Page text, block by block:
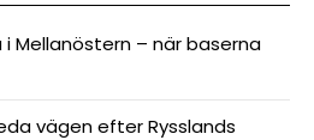
i Mellanöstern – när baserna
vägen efter Rysslands